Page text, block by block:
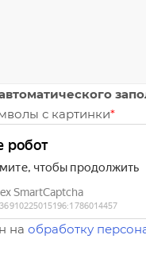
с картинки*
на обработку